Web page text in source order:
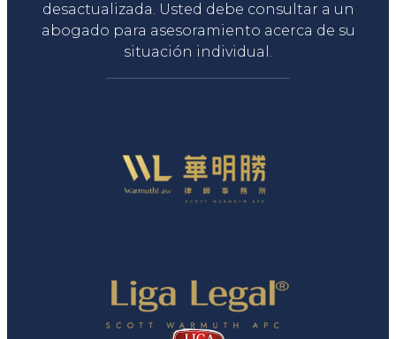
desactualizada. Usted debe consultar a un
abogado para asesoramiento acerca de su
situación individual.